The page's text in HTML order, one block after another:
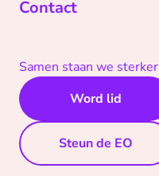
Contact
Samen staan we sterker
Word lid
Steun de EO